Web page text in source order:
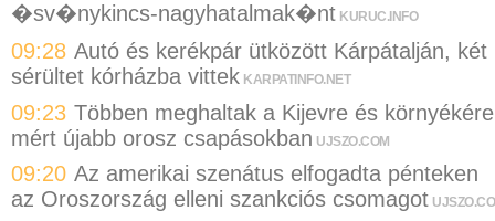
�sv�nykincs-nagyhatalmak�nt KURUC.INFO
09:28 Autó és kerékpár ütközött Kárpátalján, két
sérültet kórházba vittek KARPATINFO.NET
09:23 Többen meghaltak a Kijevre és környékére
mért újabb orosz csapásokban UJSZO.COM
09:20 Az amerikai szenátus elfogadta pénteken
az Oroszország elleni szankciós csomagot